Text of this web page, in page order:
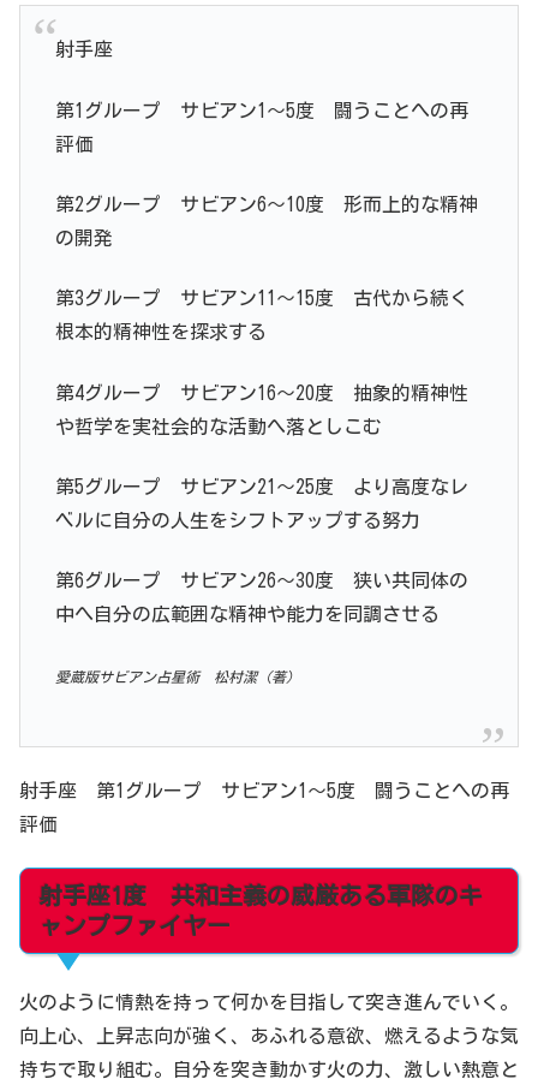
射手座
第1グループ サビアン1～5度 闘うことへの再
評価
第2グループ サビアン6～10度 形而上的な精神
の開発
第3グループ サビアン11～15度 古代から続く
根本的精神性を探求する
第4グループ サビアン16～20度 抽象的精神性
や哲学を実社会的な活動へ落としこむ
第5グループ サビアン21～25度 より高度なレ
ベルに自分の人生をシフトアップする努力
第6グループ サビアン26～30度 狭い共同体の
中へ自分の広範囲な精神や能力を同調させる
愛蔵版サビアン占星術 松村潔（著）
射手座 第1グループ サビアン1～5度 闘うことへの再
評価
射手座1度 共和主義の威厳ある軍隊のキ
ャンプファイヤー
火のように情熱を持って何かを目指して突き進んでいく。
向上心、上昇志向が強く、あふれる意欲、燃えるような気
持ちで取り組む。自分を突き動かす火の力、激しい熱意と